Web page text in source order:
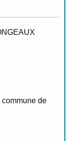
commune de